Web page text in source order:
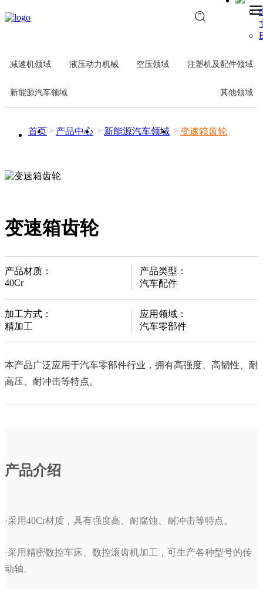
减速机领域 液压动力机械 空压领域 注塑机及配件领域
新能源汽车领域 其他领域
首页 产品中心 新能源汽车领域 变速箱齿轮
变速箱齿轮
产品材质：
40Cr
产品类型：
汽车配件
加工方式：
精加工
应用领域：
汽车零部件
本产品广泛应用于汽车零部件行业，拥有高强度、高韧性、耐
高压、耐冲击等特点。
产品介绍
·采用40Cr材质，具有强度高、耐腐蚀、耐冲击等特点。
·采用精密数控车床、数控滚齿机加工，可生产各种型号的传
动轴。